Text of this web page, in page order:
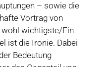
– sowie die
Vortrag von
wohl wichtigste/Ein
ist die Ironie. Dabei
Bedeutung